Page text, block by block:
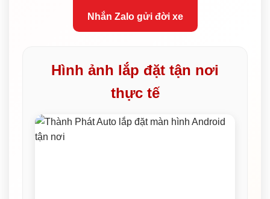
Nhắn Zalo gửi đời xe
Hình ảnh lắp đặt tận nơi
thực tế